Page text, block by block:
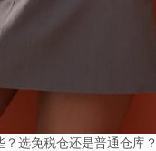
选免税仓还是普通仓库？